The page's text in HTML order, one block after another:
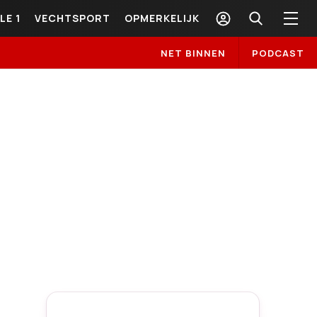
1 VECHTSPORT OPMERKELIJK
NET BINNEN PODCAST